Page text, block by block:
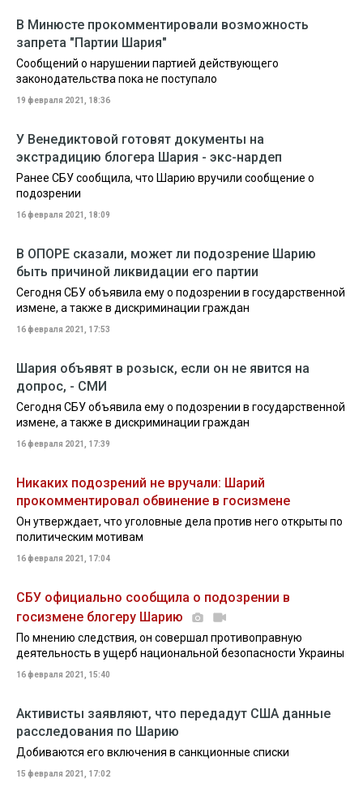
В Минюсте прокомментировали возможность
запрета "Партии Шария"
Сообщений о нарушении партией действующего
законодательства пока не поступало
19 февраля 2021, 18:36
У Венедиктовой готовят документы на
экстрадицию блогера Шария - экс-нардеп
Ранее СБУ сообщила, что Шарию вручили сообщение о
подозрении
16 февраля 2021, 18:09
В ОПОРЕ сказали, может ли подозрение Шарию
быть причиной ликвидации его партии
Сегодня СБУ объявила ему о подозрении в государственной
измене, а также в дискриминации граждан
16 февраля 2021, 17:53
Шария объявят в розыск, если он не явится на
допрос, - СМИ
Сегодня СБУ объявила ему о подозрении в государственной
измене, а также в дискриминации граждан
16 февраля 2021, 17:39
Никаких подозрений не вручали: Шарий
прокомментировал обвинение в госизмене
Он утверждает, что уголовные дела против него открыты по
политическим мотивам
16 февраля 2021, 17:04
СБУ официально сообщила о подозрении в
госизмене блогеру Шарию
По мнению следствия, он совершал противоправную
деятельность в ущерб национальной безопасности Украины
16 февраля 2021, 15:40
Активисты заявляют, что передадут США данные
расследования по Шарию
Добиваются его включения в санкционные списки
15 февраля 2021, 17:02